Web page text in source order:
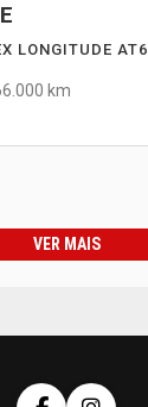
LONGITUDE AT6
km
VER MAIS